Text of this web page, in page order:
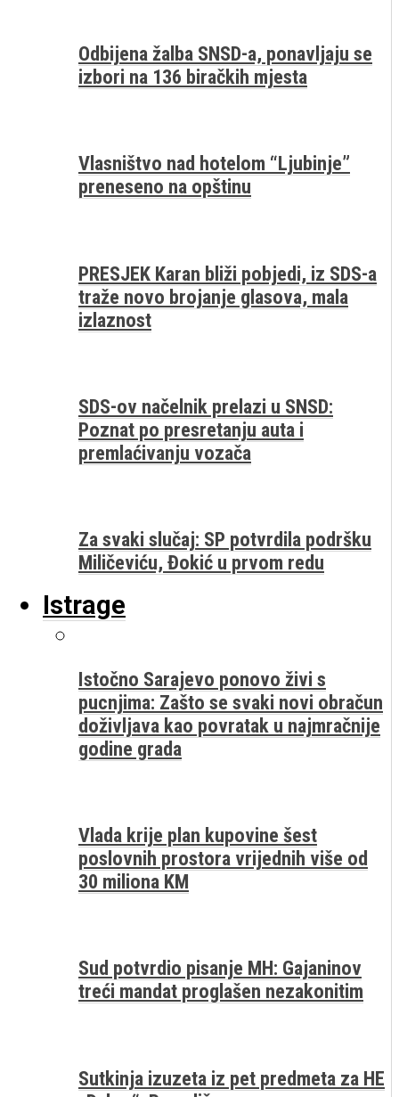
Odbijena žalba SNSD-a, ponavljaju se
izbori na 136 biračkih mjesta
Vlasništvo nad hotelom “Ljubinje”
preneseno na opštinu
PRESJEK Karan bliži pobjedi, iz SDS-a
traže novo brojanje glasova, mala
izlaznost
SDS-ov načelnik prelazi u SNSD:
Poznat po presretanju auta i
premlaćivanju vozača
Za svaki slučaj: SP potvrdila podršku
Miličeviću, Đokić u prvom redu
Istrage
Istočno Sarajevo ponovo živi s
pucnjima: Zašto se svaki novi obračun
doživljava kao povratak u najmračnije
godine grada
Vlada krije plan kupovine šest
poslovnih prostora vrijednih više od
30 miliona KM
Sud potvrdio pisanje MH: Gajaninov
treći mandat proglašen nezakonitim
Sutkinja izuzeta iz pet predmeta za HE